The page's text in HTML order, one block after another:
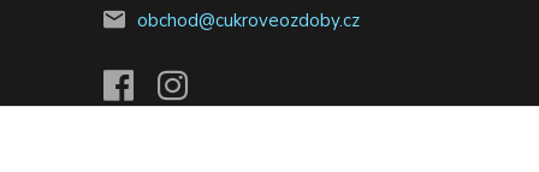
obchod@cukroveozdoby.cz